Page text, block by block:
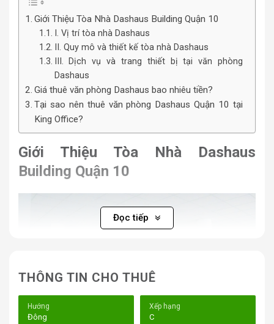
Giới Thiệu Tòa Nhà Dashaus Building Quận 10
I. Vị trí tòa nhà Dashaus
II. Quy mô và thiết kế tòa nhà Dashaus
III. Dịch vụ và trang thiết bị tại văn phòng
Dashaus
Giá thuê văn phòng Dashaus bao nhiêu tiền?
Tại sao nên thuê văn phòng Dashaus Quận 10 tại
King Office?
Giới Thiệu Tòa Nhà Dashaus
Building Quận 10
Đọc tiếp
THÔNG TIN CHO THUÊ
Hướng
Đông
Xếp hạng
C